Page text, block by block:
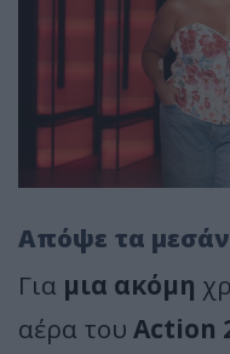
Απόψε τα
Για μια ακόμη
αέρα του Action